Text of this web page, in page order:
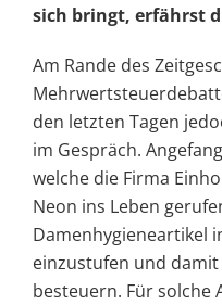
sich bringt, erfährst
Am Rande des
den letzten Tagen
im Gespräch.
welche die Firma
Neon ins Leben
Damenhygieneartikel
einzustufen und
besteuern. Für solche